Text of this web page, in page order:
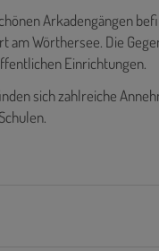
Arkadengängen
Wörthersee. Die
Einrichtungen.
sich zahlreiche